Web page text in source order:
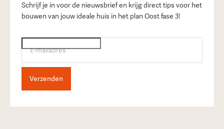
Schrijf je in voor de nieuwsbrief en krijg direct tips voor het
bouwen van jouw ideale huis in het plan Oost fase 3!